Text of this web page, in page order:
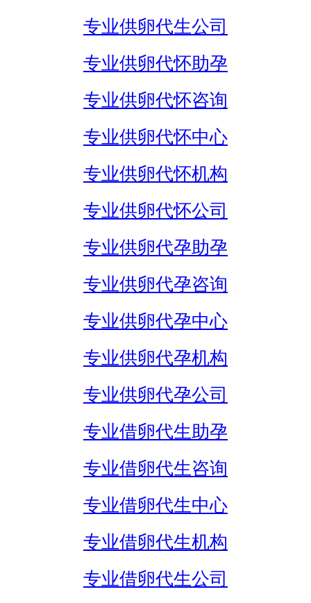
专业供卵代生公司
专业供卵代怀助孕
专业供卵代怀咨询
专业供卵代怀中心
专业供卵代怀机构
专业供卵代怀公司
专业供卵代孕助孕
专业供卵代孕咨询
专业供卵代孕中心
专业供卵代孕机构
专业供卵代孕公司
专业借卵代生助孕
专业借卵代生咨询
专业借卵代生中心
专业借卵代生机构
专业借卵代生公司